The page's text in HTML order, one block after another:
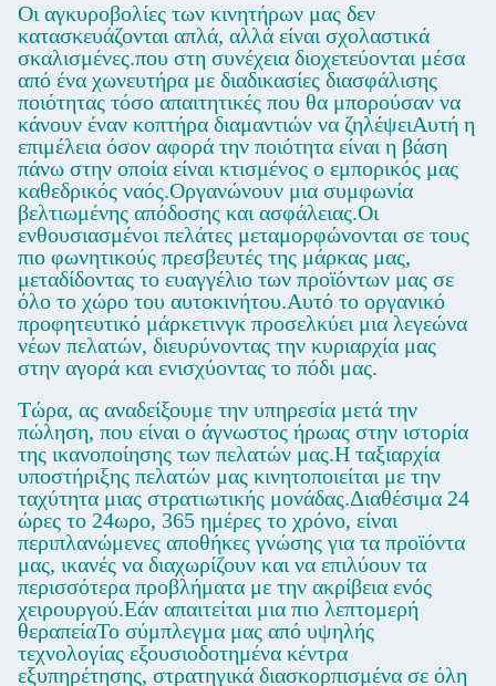
Οι αγκυροβολίες των κινητήρων μας δεν
κατασκευάζονται απλά, αλλά είναι σχολαστικά
σκαλισμένες.που στη συνέχεια διοχετεύονται μέσα
από ένα χωνευτήρα με διαδικασίες διασφάλισης
ποιότητας τόσο απαιτητικές που θα μπορούσαν να
κάνουν έναν κοπτήρα διαμαντιών να ζηλέψειΑυτή η
επιμέλεια όσον αφορά την ποιότητα είναι η βάση
πάνω στην οποία είναι κτισμένος ο εμπορικός μας
καθεδρικός ναός.Οργανώνουν μια συμφωνία
βελτιωμένης απόδοσης και ασφάλειας.Οι
ενθουσιασμένοι πελάτες μεταμορφώνονται σε τους
πιο φωνητικούς πρεσβευτές της μάρκας μας,
μεταδίδοντας το ευαγγέλιο των προϊόντων μας σε
όλο το χώρο του αυτοκινήτου.Αυτό το οργανικό
προφητευτικό μάρκετινγκ προσελκύει μια λεγεώνα
νέων πελατών, διευρύνοντας την κυριαρχία μας
στην αγορά και ενισχύοντας το πόδι μας.
Τώρα, ας αναδείξουμε την υπηρεσία μετά την
πώληση, που είναι ο άγνωστος ήρωας στην ιστορία
της ικανοποίησης των πελατών μας.Η ταξιαρχία
υποστήριξης πελατών μας κινητοποιείται με την
ταχύτητα μιας στρατιωτικής μονάδας.Διαθέσιμα 24
ώρες το 24ωρο, 365 ημέρες το χρόνο, είναι
περιπλανώμενες αποθήκες γνώσης για τα προϊόντα
μας, ικανές να διαχωρίζουν και να επιλύουν τα
περισσότερα προβλήματα με την ακρίβεια ενός
χειρουργού.Εάν απαιτείται μια πιο λεπτομερή
θεραπείαΤο σύμπλεγμα μας από υψηλής
τεχνολογίας εξουσιοδοτημένα κέντρα
εξυπηρέτησης, στρατηγικά διασκορπισμένα σε όλη